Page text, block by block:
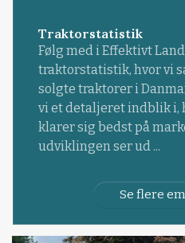
Traktorstatistik
Følg med i Effektivt
traktorstatistik, hvor vi
solgte traktorer i
vi et detaljeret indblik i,
klarer sig bedst på
udviklingen ser ud ...
Se flere